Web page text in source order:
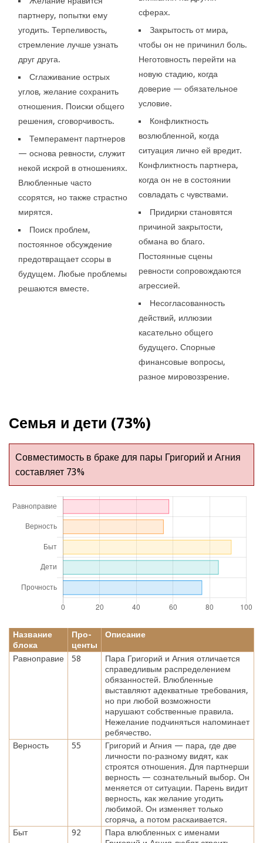
партнеру, попытки ему
угодить. Терпеливость,
стремление лучше узнать
друг друга.
Сглаживание острых
углов, желание сохранить
отношения. Поиски общего
решения, сговорчивость.
Темперамент партнеров
— основа ревности, служит
некой искрой в отношениях.
Влюбленные часто
ссорятся, но также страстно
мирятся.
Поиск проблем,
постоянное обсуждение
предотвращает ссоры в
будущем. Любые проблемы
решаются вместе.
сферах.
Закрытость от мира,
чтобы он не причинил боль.
Неготовность перейти на
новую стадию, когда
доверие — обязательное
условие.
Конфликтность
возлюбленной, когда
ситуация лично ей вредит.
Конфликтность партнера,
когда он не в состоянии
совладать с чувствами.
Придирки становятся
причиной закрытости,
обмана во благо.
Постоянные сцены
ревности сопровождаются
агрессией.
Несогласованность
действий, иллюзии
касательно общего
будущего. Спорные
финансовые вопросы,
разное мировоззрение.
Семья и дети (73%)
Совместимость в браке для пары Григорий и Агния
составляет 73%
Название
блока
Про-
центы
Описание
Равноправие 58
Пара Григорий и Агния отличается
справедливым распределением
обязанностей. Влюбленные
выставляют адекватные требования,
но при любой возможности
нарушают собственные правила.
Нежелание подчиняться напоминает
ребячество.
Верность
55
Григорий и Агния — пара, где две
личности по-разному видят, как
строятся отношения. Для партнерши
верность — сознательный выбор. Он
меняется от ситуации. Парень видит
верность, как желание угодить
любимой. Он изменяет только
сгоряча, а потом раскаивается.
Быт
92
Пара влюбленных с именами